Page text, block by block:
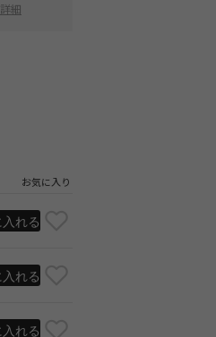
詳細
お気に入り
れる
れる
れる